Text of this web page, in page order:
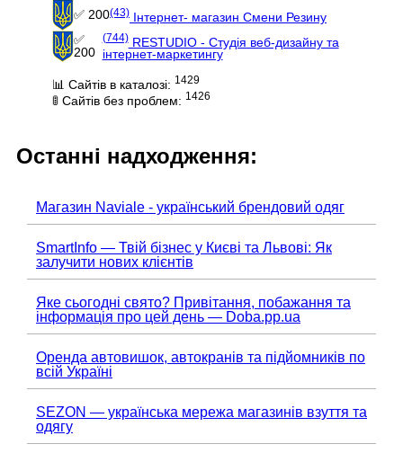
✅ 200(43) Інтернет- магазин Смени Резину
✅
200
(744)RESTUDIO - Студія веб-дизайну та
інтернет-маркетингу
📊 Сайтів в каталозі: 1429
🚦 Сайтів без проблем: 1426
Останні надходження:
Магазин Naviale - український брендовий одяг
SmartInfo — Твій бізнес у Києві та Львові: Як
залучити нових клієнтів
Яке сьогодні свято? Привітання, побажання та
інформація про цей день — Doba.pp.ua
Оренда автовишок, автокранів та підйомників по
всій Україні
SEZON — українська мережа магазинів взуття та
одягу